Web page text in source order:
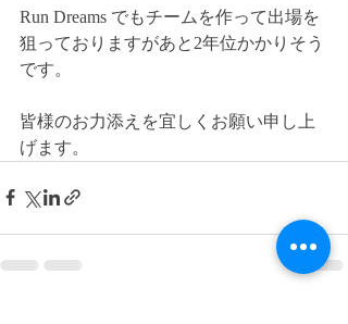
Run Dreams でもチームを作って出場を
狙っておりますがあと2年位かかりそう
です。
皆様のお力添えを宜しくお願い申し上
げます。